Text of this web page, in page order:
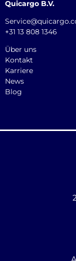
Quicargo B.V.
+31 13 808 1346
Über uns
Kontakt
Karriere
News
Blog